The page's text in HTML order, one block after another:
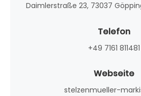
Daimlerstraße 23, 73037
Telefon
+49 7161 811481
Webseite
stelzenmueller-